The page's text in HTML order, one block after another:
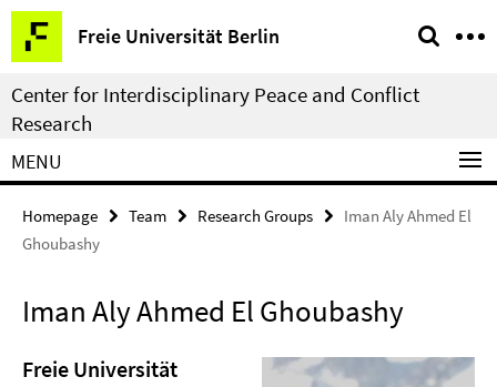
Springe
direkt
zu
Inhalt
Freie Universität Berlin
Service
Navigation
Center for Interdisciplinary Peace and Conflict
Research
MENU
Homepage Team Research Groups
Iman Aly Ahmed El
Ghoubashy
Iman Aly Ahmed El Ghoubashy
Freie Universität